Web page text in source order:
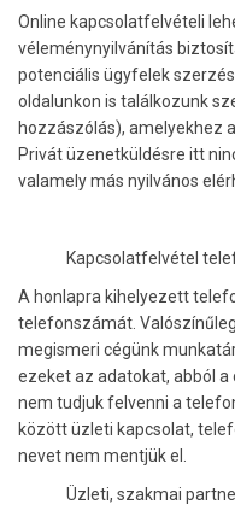
Online kapcsolatfelvételi
véleménynyilvánítás
potenciális ügyfelek
oldalunkon is találkozunk
hozzászólás), amelyekhez
Privát üzenetküldésre itt
valamely más nyilvános
Kapcsolatfelvétel
A honlapra kihelyezett
telefonszámát.
megismeri cégünk
ezeket az adatokat, abból a
nem tudjuk felvenni a
között üzleti kapcsolat,
nevet nem mentjük el.
Üzleti, szakmai